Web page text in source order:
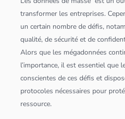
transformer les entreprises.
un certain nombre de défis,
qualité, de sécurité et de
Alors que les mégadonnées
l’importance, il est essentiel que
conscientes de ces défis et
protocoles nécessaires pour
ressource.